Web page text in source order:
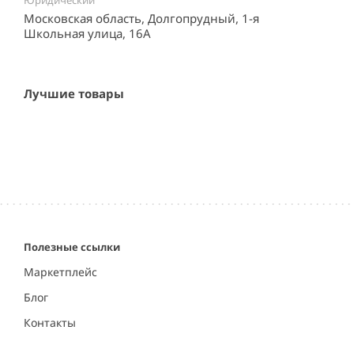
Московская область, Долгопрудный, 1-я
Школьная улица, 16А
Лучшие товары
Полезные ссылки
Маркетплейс
Блог
Контакты